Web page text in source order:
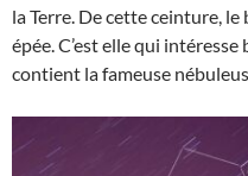
la Terre. De cette ceinture,
épée. C’est elle qui
contient la fameuse